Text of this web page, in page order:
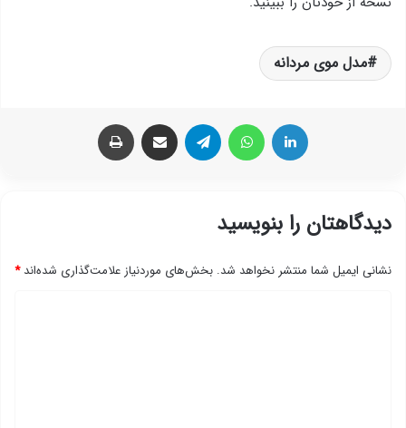
مدل موی مردانه
لینکدین تلگرام اشتراک گذاری از طریق ایمیل
دیدگاهتان را بنویسید
نشانی ایمیل شما منتشر نخواهد شد. بخش‌های موردنیاز علامت‌گذاری شده‌اند*